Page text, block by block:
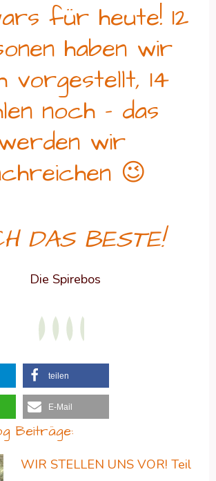
für heute! 12
haben wir
vorgestellt, 14
noch – das
wir
😉
DAS BESTE!
Die Spirebos
teilen
E-Mail
Beiträge:
WIR STELLEN UNS VOR! Teil